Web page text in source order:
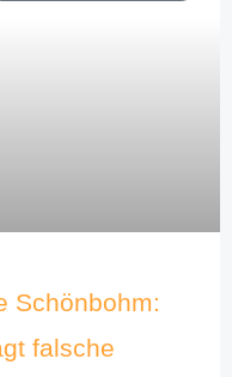
Schönbohm:
falsche